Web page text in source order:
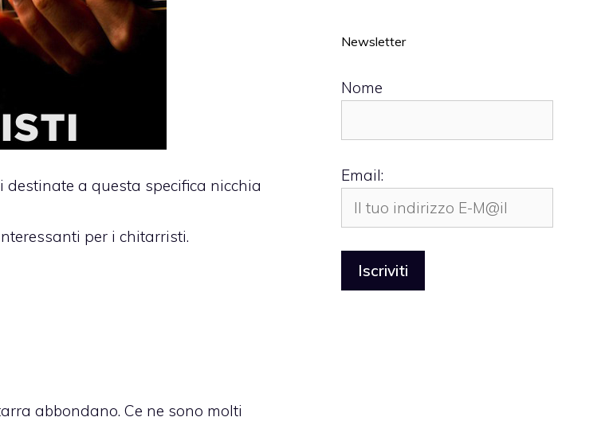
a questa specifica nicchia
per i chitarristi.
abbondano. Ce ne sono molti
Newsletter
Nome
Email: